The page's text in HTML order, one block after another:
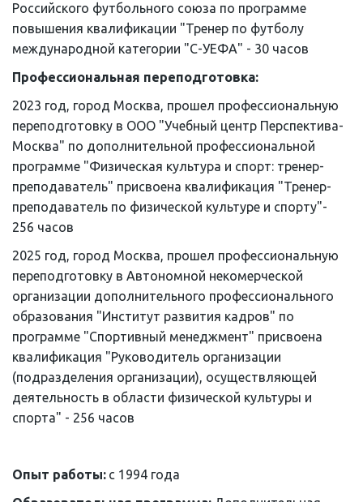
Российского футбольного союза по программе
повышения квалификации "Тренер по футболу
международной категории "С-УЕФА" - 30 часов
Профессиональная переподготовка:
2023 год, город Москва, прошел профессиональную
переподготовку в ООО "Учебный центр Перспектива-
Москва" по дополнительной профессиональной
программе "Физическая культура и спорт: тренер-
преподаватель" присвоена квалификация "Тренер-
преподаватель по физической культуре и спорту"-
256 часов
2025 год, город Москва, прошел профессиональную
переподготовку в Автономной некомерческой
организации дополнительного профессионального
образования "Институт развития кадров" по
программе "Спортивный менеджмент" присвоена
квалификация "Руководитель организации
(подразделения организации), осуществляющей
деятельность в области физической культуры и
спорта" - 256 часов
Опыт работы: с 1994 года